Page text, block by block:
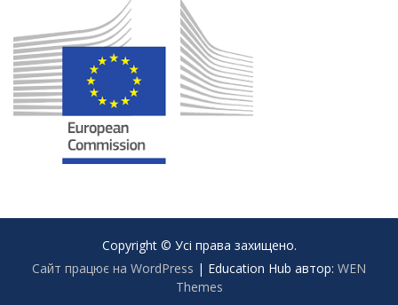
Copyright © Усі права захищено.
Сайт працює на WordPress | Education Hub автор: WEN
Themes